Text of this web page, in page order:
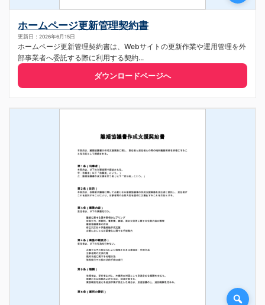
ホームページ更新管理契約書
更新日：2026年6月15日
ホームページ更新管理契約書は、Webサイトの更新作業や運用管理を外
部事業者へ委託する際に利用する契約...
ダウンロードページへ